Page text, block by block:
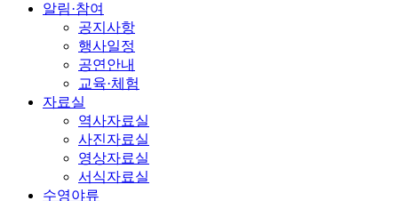
알림·참여
공지사항
행사일정
공연안내
교육·체험
자료실
역사자료실
사진자료실
영상자료실
서식자료실
수영야류